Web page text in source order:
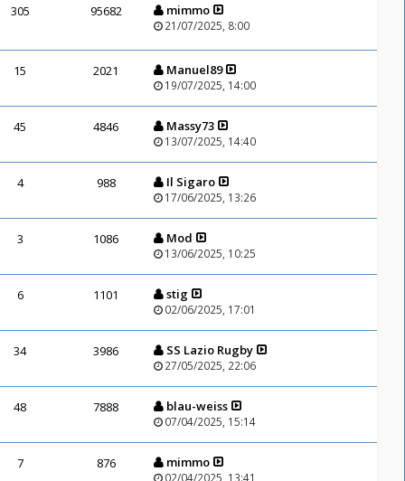
305 95682 mimmo
21/07/2025, 8:00
15 2021 Manuel89
19/07/2025, 14:00
45 4846 Massy73
13/07/2025, 14:40
4 988 Il Sigaro
17/06/2025, 13:26
3 1086 Mod
13/06/2025, 10:25
6 1101 stig
02/06/2025, 17:01
34 3986 SS Lazio Rugby
27/05/2025, 22:06
48 7888 blau-weiss
07/04/2025, 15:14
7 876 mimmo
02/04/2025, 13:41